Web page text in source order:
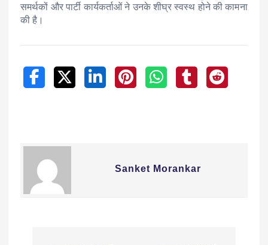
समर्थकों और पार्टी कार्यकर्ताओं ने उनके शीघ्र स्वस्थ होने की कामना
की है।
Sanket Morankar